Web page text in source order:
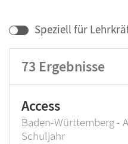
Speziell für
73 Ergebnisse
Access
Baden-Württemberg -
Schuljahr